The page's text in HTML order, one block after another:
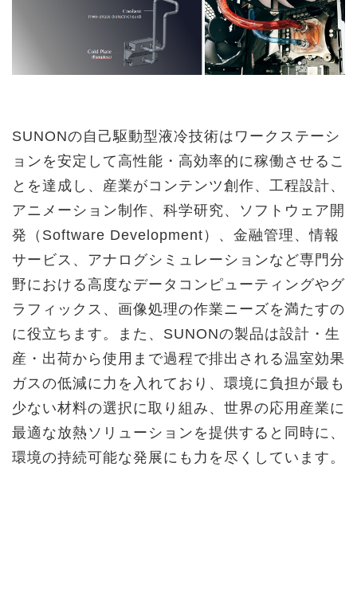
SUNONの自己駆動型液冷技術はワークステーシ
ョンを安定して高性能・高効率的に稼働させるこ
とを達成し、産業がコンテンツ創作、工程設計、
アニメーション制作、科学研究、ソフトウェア開
発（Software Development）、金融管理、情報
サービス、アナログシミュレーションなど専門分
野における高度なデータコンピューティングやグ
ラフィックス、画像処理の作業ニーズを満たすの
に役立ちます。また、SUNONの製品は設計・生
産・出荷から使用まで過程で排出される温室効果
ガスの低減に力を入れており、環境に負担が最も
少ない材料の選択に取り組み、世界の応用産業に
最適な放熱ソリューションを提供すると同時に、
環境の持続可能な発展にも力を尽くしています。